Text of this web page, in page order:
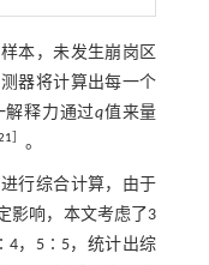
本，未发生崩岗区
器将计算出每一个
解释力通过q值来量
。
行综合计算，由于
影响，本文考虑了3
，5∶5，统计出综